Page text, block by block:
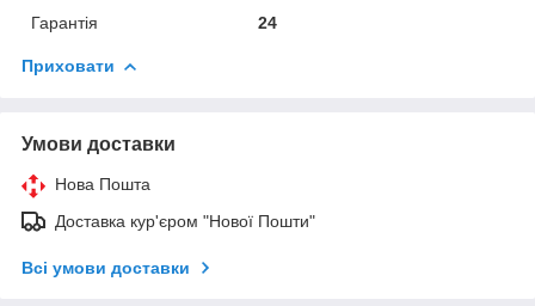
Гарантія
24
Приховати
Умови доставки
Нова Пошта
Доставка кур'єром "Нової Пошти"
Всі умови доставки